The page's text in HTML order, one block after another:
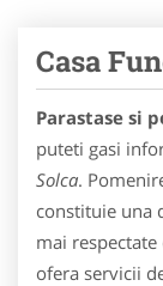
Casa
Parastase si
puteti gasi
Solca.
constituie una
mai respectate
ofera servicii